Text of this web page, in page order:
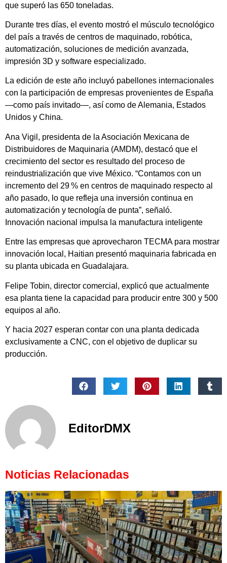
que superó las 650 toneladas.
Durante tres días, el evento mostró el músculo tecnológico
del país a través de centros de maquinado, robótica,
automatización, soluciones de medición avanzada,
impresión 3D y software especializado.
La edición de este año incluyó pabellones internacionales
con la participación de empresas provenientes de España
—como país invitado—, así como de Alemania, Estados
Unidos y China.
Ana Vigil, presidenta de la Asociación Mexicana de
Distribuidores de Maquinaria (AMDM), destacó que el
crecimiento del sector es resultado del proceso de
reindustrialización que vive México. “Contamos con un
incremento del 29 % en centros de maquinado respecto al
año pasado, lo que refleja una inversión continua en
automatización y tecnología de punta”, señaló.
Innovación nacional impulsa la manufactura inteligente
Entre las empresas que aprovecharon TECMA para mostrar
innovación local, Haitian presentó maquinaria fabricada en
su planta ubicada en Guadalajara.
Felipe Tobin, director comercial, explicó que actualmente
esa planta tiene la capacidad para producir entre 300 y 500
equipos al año.
Y hacia 2027 esperan contar con una planta dedicada
exclusivamente a CNC, con el objetivo de duplicar su
producción.
EditorDMX
Noticias Relacionadas